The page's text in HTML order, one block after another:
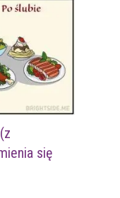
się